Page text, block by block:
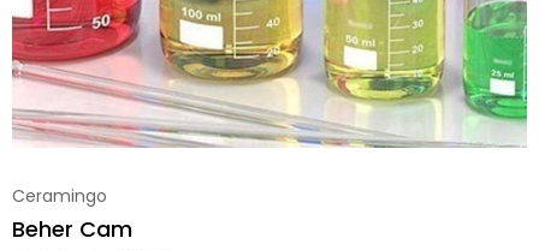
Ceramingo
Beher Cam